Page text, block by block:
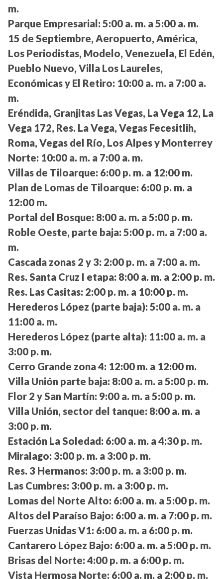
m.
Parque Empresarial: 5:00 a. m. a 5:00 a. m.
15 de Septiembre, Aeropuerto, América,
Los Periodistas, Modelo, Venezuela, El Edén,
Pueblo Nuevo, Villa Los Laureles,
Económicas y El Retiro: 10:00 a. m. a 7:00 a.
m.
Eréndida, Granjitas Las Vegas, La Vega 12, La
Vega 172, Res. La Vega, Vegas Fecesitlih,
Roma, Vegas del Río, Los Alpes y Monterrey
Norte: 10:00 a. m. a 7:00 a. m.
Villas de Tiloarque: 6:00 p. m. a 12:00 m.
Plan de Lomas de Tiloarque: 6:00 p. m. a
12:00 m.
Portal del Bosque: 8:00 a. m. a 5:00 p. m.
Roble Oeste, parte baja: 5:00 p. m. a 7:00 a.
m.
Cascada zonas 2 y 3: 2:00 p. m. a 7:00 a. m.
Res. Santa Cruz I etapa: 8:00 a. m. a 2:00 p. m.
Res. Las Casitas: 2:00 p. m. a 10:00 p. m.
Herederos López (parte baja): 5:00 a. m. a
11:00 a. m.
Herederos López (parte alta): 11:00 a. m. a
3:00 p. m.
Cerro Grande zona 4: 12:00 m. a 12:00 m.
Villa Unión parte baja: 8:00 a. m. a 5:00 p. m.
Flor 2 y San Martín: 9:00 a. m. a 5:00 p. m.
Villa Unión, sector del tanque: 8:00 a. m. a
3:00 p. m.
Estación La Soledad: 6:00 a. m. a 4:30 p. m.
Miralago: 3:00 p. m. a 3:00 p. m.
Res. 3 Hermanos: 3:00 p. m. a 3:00 p. m.
Las Cumbres: 3:00 p. m. a 3:00 p. m.
Lomas del Norte Alto: 6:00 a. m. a 5:00 p. m.
Altos del Paraíso Bajo: 6:00 a. m. a 7:00 p. m.
Fuerzas Unidas V1: 6:00 a. m. a 6:00 p. m.
Cantarero López Bajo: 6:00 a. m. a 5:00 p. m.
Brisas del Norte: 4:00 p. m. a 6:00 p. m.
Vista Hermosa Norte: 6:00 a. m. a 2:00 p. m.